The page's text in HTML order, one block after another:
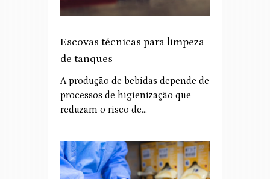
Escovas técnicas para limpeza
de tanques
A produção de bebidas depende de
processos de higienização que
reduzam o risco de…